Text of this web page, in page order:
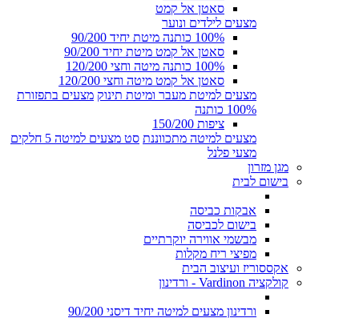
סאטן אל קמט
מצעים לילדים ונוער
100% כותנה מיטת יחיד 90/200
סאטן אל קמט מיטת יחיד 90/200
100% כותנה מיטה וחצי 120/200
סאטן אל קמט מיטה וחצי 120/200
מצעים למיטת מעבר ומיטת תינוק מצעים בתפזורת
100% כותנה
ציפות 150/200
מצעים למיטה מתכווננת סט מצעים למיטה 5 חלקים
מצעי פלנל
מגן מזרון
בישום לבית
אבקות כביסה
בישום לכביסה
מבשמי אווירה יוקרתיים
מפיצי ריח מקלות
אקססוריז ועיצוב הבית
קולקציה Vardinon - ורדינון
ורדינון מצעים למיטה יחיד דיסני 90/200